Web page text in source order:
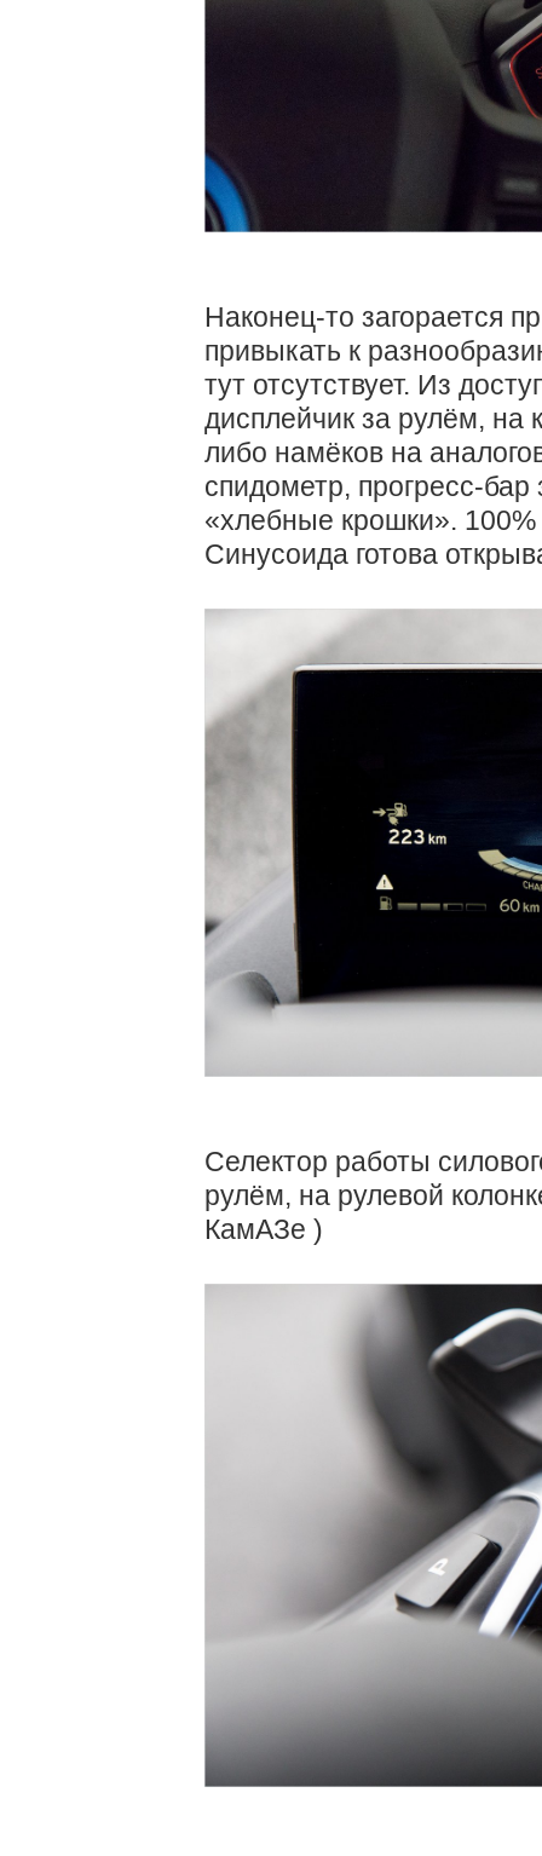
Наконец-то загорается
привыкать к
тут отсутствует. Из
дисплейчик за рулём, на
либо намёков на
спидометр, прогресс-
«хлебные крошки». 100%
Синусоида готова
Селектор работы
рулём, на рулевой
КамАЗе )